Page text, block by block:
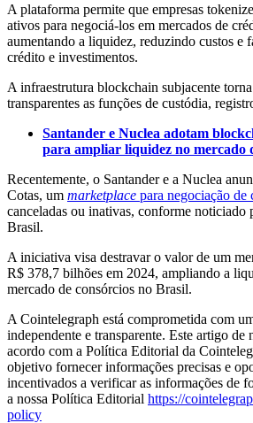
A plataforma permite que empresas
ativos para negociá-los em mercados de
aumentando a liquidez, reduzindo custos e
crédito e investimentos.
A infraestrutura blockchain subjacente
transparentes as funções de custódia,
Santander e Nuclea adotam
para ampliar liquidez no mercado
Recentemente, o Santander e a Nuclea
Cotas, um marketplace para negociação de
canceladas ou inativas, conforme noticiado
Brasil.
A iniciativa visa destravar o valor de um
R$ 378,7 bilhões em 2024, ampliando a
mercado de consórcios no Brasil.
A Cointelegraph está comprometida com
independente e transparente. Este artigo de
acordo com a Política Editorial da
objetivo fornecer informações precisas e
incentivados a verificar as informações de
a nossa Política Editorial https://
policy